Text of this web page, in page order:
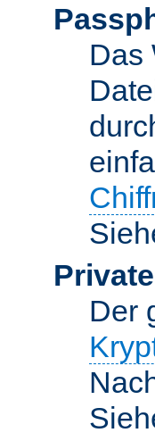
Das
Der